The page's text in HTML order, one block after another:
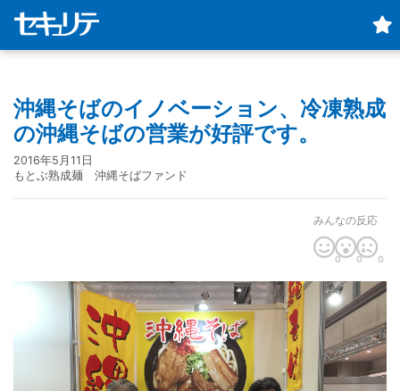
沖縄そばのイノベーション、冷凍熟成
の沖縄そばの営業が好評です。
2016年5月11日
もとぶ熟成麺 沖縄そばファンド
みんなの反応
0 0 0